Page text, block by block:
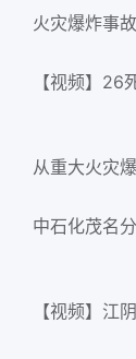
火灾爆炸事
从重大火灾
中石化茂名